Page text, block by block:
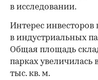
в исследовании.
Интерес
в индустриальных
Общая площадь
парках увеличилась
тыс. кв. м.